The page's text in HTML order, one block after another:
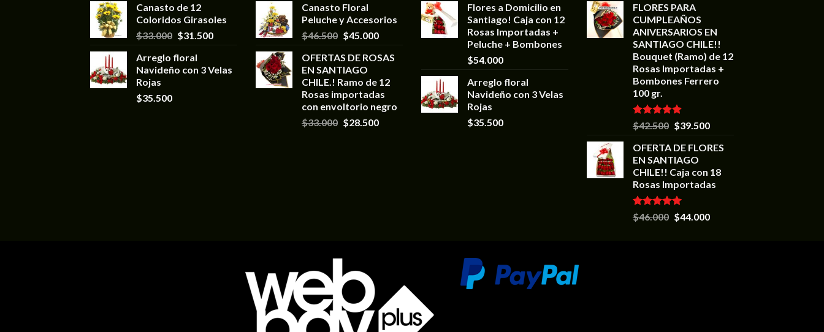
Canasto de 12
Coloridos Girasoles
$33.000 $31.500
Arreglo floral
Navideño con 3 Velas
Rojas
$35.500
Canasto Floral
Peluche y Accesorios
$46.500 $45.000
OFERTAS DE ROSAS
EN SANTIAGO
CHILE.! Ramo de 12
Rosas importadas
con envoltorio negro
$33.000 $28.500
Flores a Domicilio en
Santiago! Caja con 12
Rosas Importadas +
Peluche + Bombones
$54.000
Arreglo floral
Navideño con 3 Velas
Rojas
$35.500
FLORES PARA
CUMPLEAÑOS
ANIVERSARIOS EN
SANTIAGO CHILE!!
Bouquet (Ramo) de 12
Rosas Importadas +
Bombones Ferrero
100 gr.
Valorado en
5.00
$42.500 $39.500
OFERTA DE FLORES
EN SANTIAGO
CHILE!! Caja con 18
Rosas Importadas
Valorado en
5.00
$46.000 $44.000